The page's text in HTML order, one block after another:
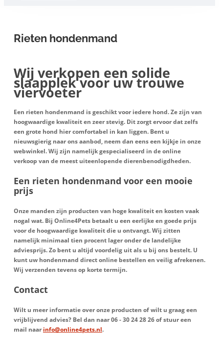
Rieten hondenmand
Wij verkopen een solide
slaapplek voor uw trouwe
viervoeter
Een rieten hondenmand is geschikt voor iedere hond. Ze zijn van
hoogwaardige kwaliteit en zeer stevig. Dit zorgt ervoor dat zelfs
een grote hond hier comfortabel in kan liggen. Bent u
nieuwsgierig naar ons aanbod, neem dan eens een kijkje in onze
webwinkel. Wij zijn namelijk gespecialiseerd in de online
verkoop van de meest uiteenlopende dierenbenodigdheden.
Een rieten hondenmand voor een mooie
prijs
Onze manden zijn producten van hoge kwaliteit en kosten vaak
nogal wat. Bij Online4Pets betaalt u een eerlijke en goede prijs
voor de hoogwaardige kwaliteit die u ontvangt. Wij zitten
namelijk minimaal tien procent lager onder de landelijke
adviesprijs. Zo bent u altijd voordelig uit als u bij ons bestelt. U
kunt uw hondenmand direct online bestellen en veilig afrekenen.
Wij verzenden tevens op korte termijn.
Contact
Wilt u meer informatie over onze producten of wilt u graag een
vrijblijvend advies? Bel dan naar06 - 30 24 28 26of stuur een
mail naarinfo@online4pets.nl.